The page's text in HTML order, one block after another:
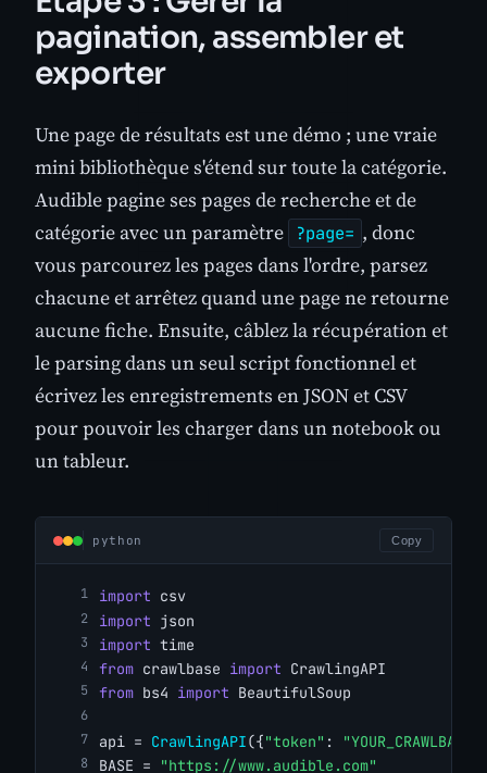
pagination, assembler et
exporter
Une page de résultats est une démo ; une vraie
mini bibliothèque s'étend sur toute la catégorie.
Audible pagine ses pages de recherche et de
catégorie avec un paramètre
?page= , donc
vous parcourez les pages dans l'ordre, parsez
chacune et arrêtez quand une page ne retourne
aucune fiche. Ensuite, câblez la récupération et
le parsing dans un seul script fonctionnel et
écrivez les enregistrements en JSON et CSV
pour pouvoir les charger dans un notebook ou
un tableur.
python Copy
import csv
import json
import time
from crawlbase import CrawlingAPI
from bs4 import BeautifulSoup
api = CrawlingAPI({"token" :
BASE =
"https://www.audible.com"